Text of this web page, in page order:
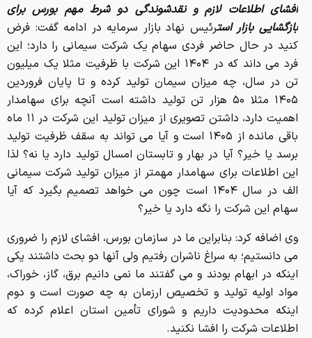
افشای اطلاعات لازم و نقدشوندگی دو شرط مهم بورس برای
بازگشایی بازار استرئیس نهاد بازار سرمایه در ادامه گفت: فرض
کنید در حال حاضر فردی سهام یک شرکت سیمانی را دارد؛ این
فرد می داند که در ۱۴۰۴ این شرکت با ظرفیت مثلا یک میلیون
تن در سال، چه میزان سیمان تولید کرده و تا پایان فروردین
۱۴۰۵ مثلا ۵۰ هزار تن تولید داشته است آنچه برای سهامدار
اهمیت دارد، داشتن تصویری از میزان تولید این شرکت در ۱۱ ماه
باقی مانده از ۱۴۰۵ است و آیا می تواند به سقف ظرفیت تولید
برسد یا خیر؟ آیا در بهار و تابستان امسال تولید دارد یا نه؟ لذا
این اطلاعات برای سهامدار مهمتر از میزان تولید شرکت سیمانی
الف در سال ۱۴۰۴ است چون می خواهد تصمیم بگیرد که آیا
سهام این شرکت را نگه دارد یا خیر؟
وی اضافه کرد: بنابراین ما در سازمان بورس، افشای لازم را ضروری
می دانستیم؛ به سراغ ناشران رفتیم ولی آنها دو بحث داشتند یکی
اینکه در ابهام بودند و می گفتند ما نمی دانیم برق، گاز، خوراک،
مواد اولیه تولید و تخصیص ارزمان به چه صورت است و دوم
اینکه محدودیت داریم و شورای تأمین استان اعلام کرده که
اطلاعات شرکت را افشا نکنید.